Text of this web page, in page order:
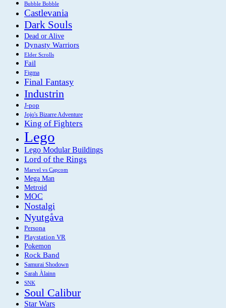
Bubble Bobble
Castlevania
Dark Souls
Dead or Alive
Dynasty Warriors
Elder Scrolls
Fail
Figma
Final Fantasy
Industrin
J-pop
Jojo's Bizarre Adventure
King of Fighters
Lego
Lego Modular Buildings
Lord of the Rings
Marvel vs Capcom
Mega Man
Metroid
MOC
Nostalgi
Nyutgåva
Persona
Playstation VR
Pokemon
Rock Band
Samurai Shodown
Sarah Àlainn
SNK
Soul Calibur
Star Wars